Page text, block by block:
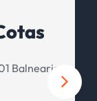
Balneario